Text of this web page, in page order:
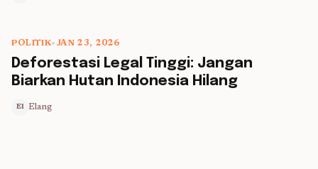
POLITIK• JAN 23, 2026
Deforestasi Legal Tinggi: Jangan
Biarkan Hutan Indonesia Hilang
El Elang